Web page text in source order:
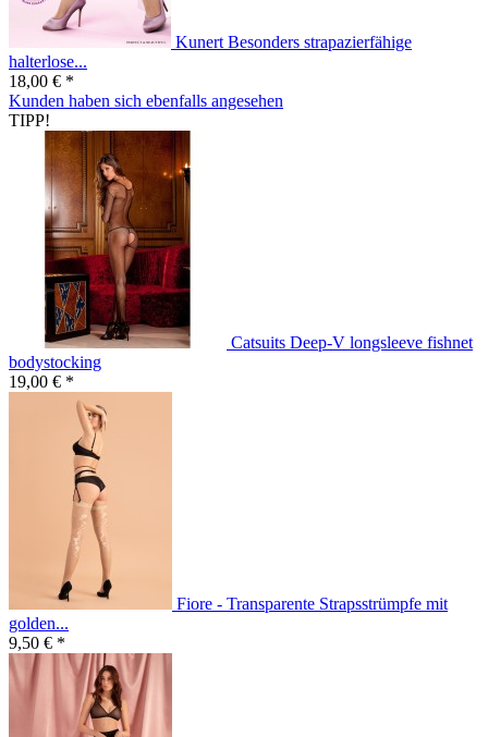
Kunert Besonders strapazierfähige
halterlose...
18,00 € *
Kunden haben sich ebenfalls angesehen
TIPP!
Catsuits Deep-V longsleeve fishnet
bodystocking
19,00 € *
Fiore - Transparente Strapsstrümpfe mit
golden...
9,50 € *